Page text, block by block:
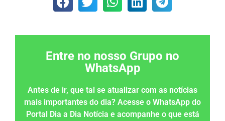
Entre no nosso Grupo no
WhatsApp
Antes de ir, que tal se atualizar com as notícias
mais importantes do dia? Acesse o WhatsApp do
Portal Dia a Dia Notícia e acompanhe o que está